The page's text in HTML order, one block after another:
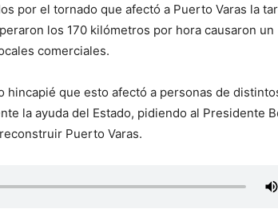
por el tornado que afectó a Puerto Varas la
los 170 kilómetros por hora causaron un
comerciales.
hincapié que esto afectó a personas de
la ayuda del Estado, pidiendo al Presidente
Puerto Varas.